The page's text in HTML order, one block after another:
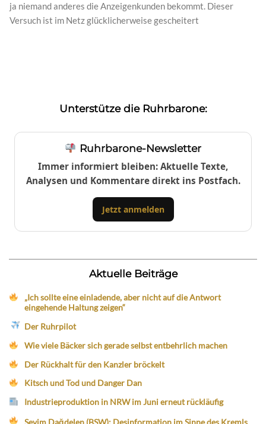
ja niemand anderes die Anzeigenkunden bekommt. Dieser
Versuch ist im Netz glücklicherweise gescheitert
Unterstütze die Ruhrbarone:
Ruhrbarone-Newsletter
Immer informiert bleiben: Aktuelle Texte,
Analysen und Kommentare direkt ins Postfach.
Jetzt anmelden
Aktuelle Beiträge
„Ich sollte eine einladende, aber nicht auf die Antwort
eingehende Haltung zeigen“
Der Ruhrpilot
Wie viele Bäcker sich gerade selbst entbehrlich machen
Der Rückhalt für den Kanzler bröckelt
Kitsch und Tod und Danger Dan
Industrieproduktion in NRW im Juni erneut rückläufig
Sevim Dağdelen (BSW): Desinformation im Sinne des Kremls